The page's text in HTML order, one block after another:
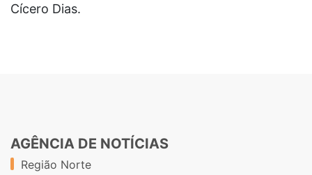
Cícero Dias.
AGÊNCIA DE NOTÍCIAS
Região Norte